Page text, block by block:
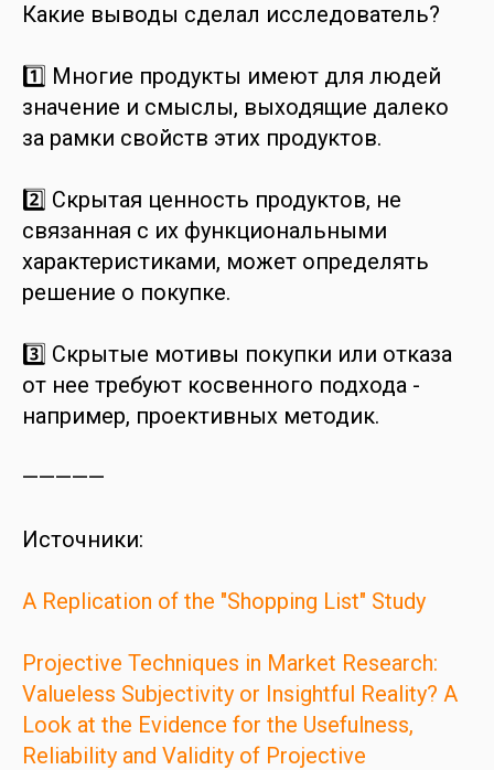
Какие выводы сделал исследователь?
1️⃣ Многие продукты имеют для людей
значение и смыслы, выходящие далеко
за рамки свойств этих продуктов.
2️⃣ Скрытая ценность продуктов, не
связанная с их функциональными
характеристиками, может определять
решение о покупке.
3️⃣ Скрытые мотивы покупки или отказа
от нее требуют косвенного подхода -
например, проективных методик.
—————
Источники:
A Replication of the "Shopping List" Study
Projective Techniques in Market Research:
Valueless Subjectivity or Insightful Reality? A
Look at the Evidence for the Usefulness,
Reliability and Validity of Projective